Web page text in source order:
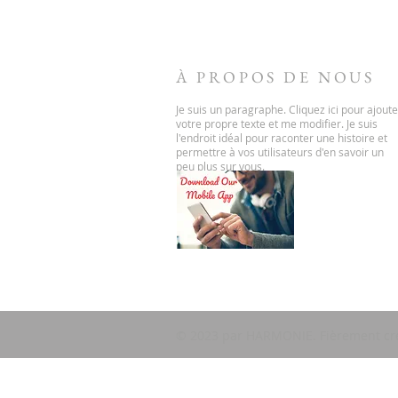
À PROPOS DE NOUS
Je suis un paragraphe. Cliquez ici pour
votre propre texte et me modifier. Je suis
l'endroit idéal pour raconter une histoire et
permettre à vos utilisateurs d'en savoir un
peu plus sur vous.